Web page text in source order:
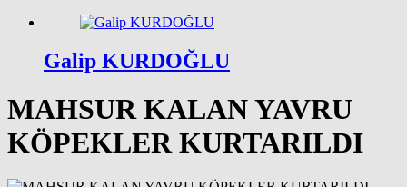
Galip KURDOĞLU
MAHSUR KALAN YAVRU
KÖPEKLER KURTARILDI